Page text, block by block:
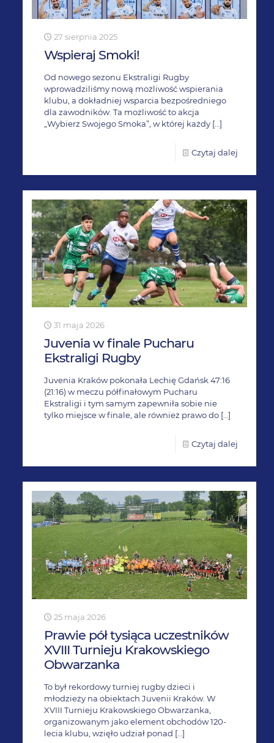
27 sierpnia 2025
Wspieraj Smoki!
Od nowego sezonu Ekstraligi Rugby
wprowadziliśmy nową możliwość wspierania
klubu, a dokładniej wsparcia bezpośredniego
dla zawodników. Ta możliwość to akcja
„Wybierz Swojego Smoka”, w której każdy[…]
Czytaj dalej
31 maja 2026
Juvenia w finale Pucharu
Ekstraligi Rugby
Juvenia Kraków pokonała Lechię Gdańsk 47:16
(21:16) w meczu półfinałowym Pucharu
Ekstraligi i tym samym zapewniła sobie nie
tylko miejsce w finale, ale również prawo do[…]
Czytaj dalej
25 maja 2026
Prawie pół tysiąca uczestników
XVIII Turnieju Krakowskiego
Obwarzanka
To był rekordowy turniej rugby dzieci i
młodzieży na obiektach Juvenii Kraków. W
XVIII Turnieju Krakowskiego Obwarzanka,
organizowanym jako element obchodów 120-
lecia klubu, wzięło udział ponad […]